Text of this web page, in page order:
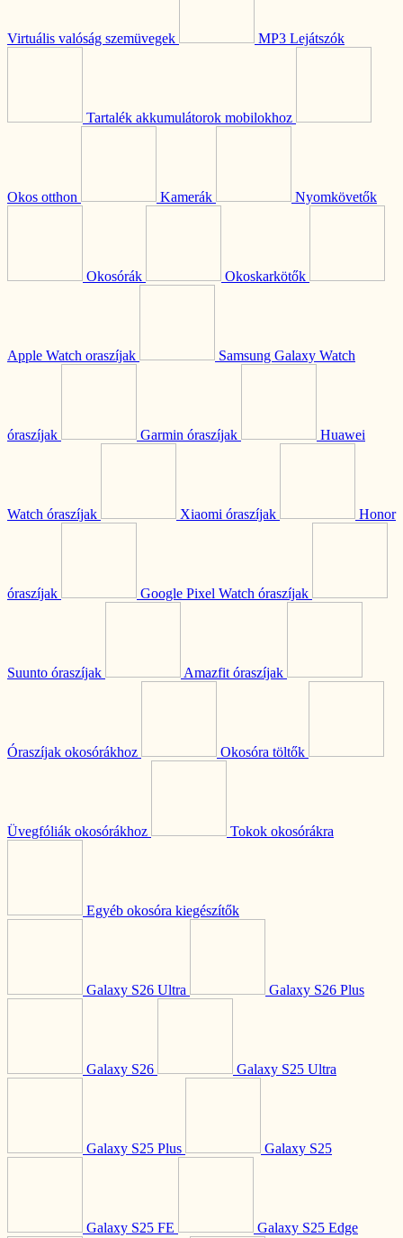
Virtuális valóság szemüvegek MP3 Lejátszók
Tartalék akkumulátorok mobilokhoz
Okos otthon Kamerák Nyomkövetők
Okosórák Okoskarkötők
Apple Watch oraszíjak Samsung Galaxy Watch
óraszíjak Garmin óraszíjak Huawei
Watch óraszíjak Xiaomi óraszíjak Honor
óraszíjak Google Pixel Watch óraszíjak
Suunto óraszíjak Amazfit óraszíjak
Óraszíjak okosórákhoz Okosóra töltők
Üvegfóliák okosórákhoz Tokok okosórákra
Egyéb okosóra kiegészítők
Galaxy S26 Ultra Galaxy S26 Plus
Galaxy S26 Galaxy S25 Ultra
Galaxy S25 Plus Galaxy S25
Galaxy S25 FE Galaxy S25 Edge